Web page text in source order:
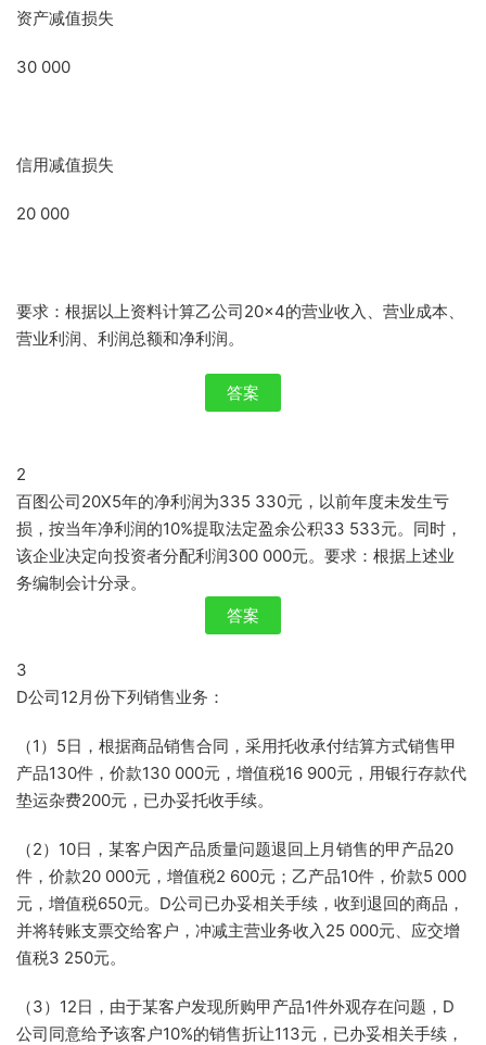
资产减值损失
30 000
信用减值损失
20 000
要求：根据以上资料计算乙公司20×4的营业收入、营业成本、
营业利润、利润总额和净利润。
答案
2
百图公司20X5年的净利润为335 330元，以前年度未发生亏
损，按当年净利润的10%提取法定盈余公积33 533元。同时，
该企业决定向投资者分配利润300 000元。要求：根据上述业
务编制会计分录。
答案
3
D公司12月份下列销售业务：
（1）5日，根据商品销售合同，采用托收承付结算方式销售甲
产品130件，价款130 000元，增值税16 900元，用银行存款代
垫运杂费200元，已办妥托收手续。
（2）10日，某客户因产品质量问题退回上月销售的甲产品20
件，价款20 000元，增值税2 600元；乙产品10件，价款5 000
元，增值税650元。D公司已办妥相关手续，收到退回的商品，
并将转账支票交给客户，冲减主营业务收入25 000元、应交增
值税3 250元。
（3）12日，由于某客户发现所购甲产品1件外观存在问题，D
公司同意给予该客户10%的销售折让113元，已办妥相关手续，